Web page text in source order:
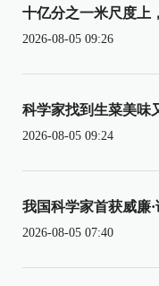
十亿分之一米尺度上
2026-08-05 09:26
科学家找到生菜美味
2026-08-05 09:24
我国科学家首获威廉
2026-08-05 07:40